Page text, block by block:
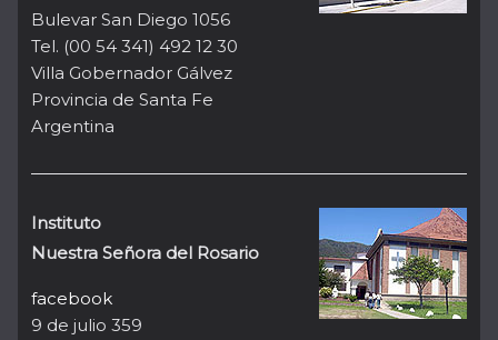
Bulevar San Diego 1056
Tel. (00 54 341) 492 12 30
Villa Gobernador Gálvez
Provincia de Santa Fe
Argentina
Instituto
Nuestra Señora del Rosario
facebook
9 de julio 359